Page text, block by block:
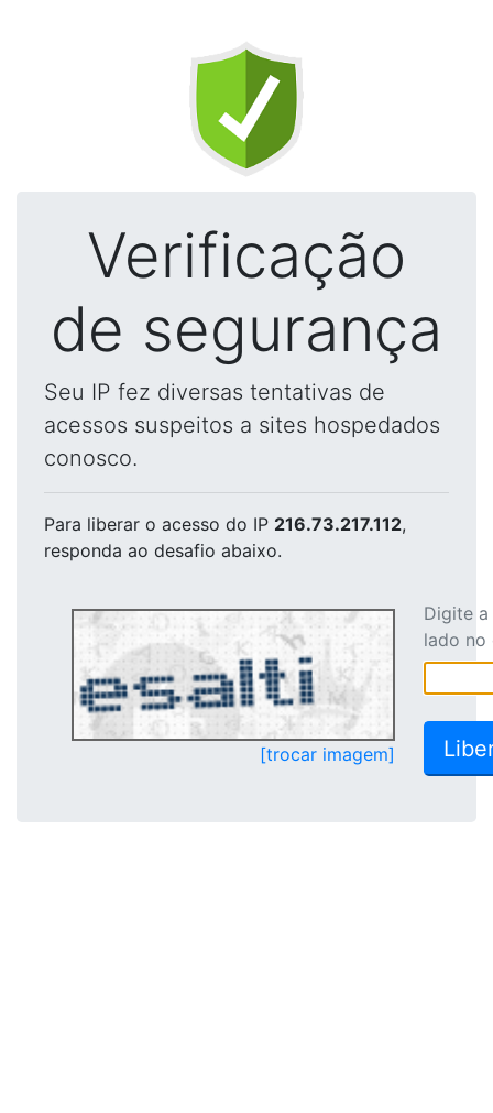
Verificação
de segurança
Seu IP fez diversas tentativas de
acessos suspeitos a sites hospedados
conosco.
Para liberar o acesso do IP 216.73.217.112,
responda ao desafio abaixo.
[trocar imagem]
Digite
lado no